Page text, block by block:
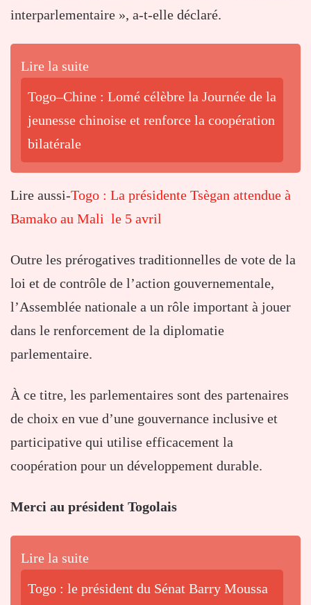
interparlementaire », a-t-elle déclaré.
Lire la suite
Togo–Chine : Lomé célèbre la Journée de la
jeunesse chinoise et renforce la coopération
bilatérale
Lire aussi-Togo : La présidente Tsègan attendue à
Bamako au Mali le 5 avril
Outre les prérogatives traditionnelles de vote de la
loi et de contrôle de l’action gouvernementale,
l’Assemblée nationale a un rôle important à jouer
dans le renforcement de la diplomatie
parlementaire.
À ce titre, les parlementaires sont des partenaires
de choix en vue d’une gouvernance inclusive et
participative qui utilise efficacement la
coopération pour un développement durable.
Merci au président Togolais
Lire la suite
Togo : le président du Sénat Barry Moussa